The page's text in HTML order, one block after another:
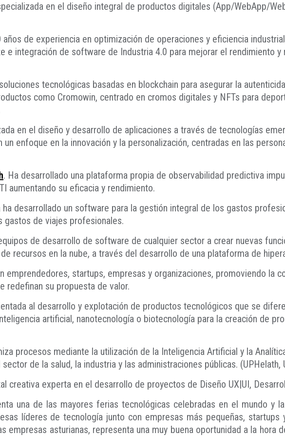
en el diseño integral de productos digitales (App/WebApp/
años de experiencia en optimización de operaciones y eficiencia
e integración de software de Industria 4.0 para mejorar el rendimiento
tecnológicas basadas en blockchain para asegurar la
como Cromowin, centrado en cromos digitales y NFTs para
en el diseño y desarrollo de aplicaciones a través de tecnologías
enfoque en la innovación y la personalización, centradas en las
. Ha desarrollado una plataforma propia de observabilidad predictiva
aumentando su eficacia y rendimiento.
ha desarrollado un software para la gestión integral de los gastos
gastos de viajes profesionales.
de desarrollo de software de cualquier sector a crear nuevas
recursos en la nube, a través del desarrollo de una plataforma de
emprendedores, startups, empresas y organizaciones, promoviendo la
redefinan su propuesta de valor.
al desarrollo y explotación de productos tecnológicos que se
artificial, nanotecnología o biotecnología para la creación de
procesos mediante la utilización de la Inteligencia Artificial y la
de la salud, la industria y las administraciones públicas. (UPHelath,
creativa experta en el desarrollo de proyectos de Diseño UX|UI,
una de las mayores ferias tecnológicas celebradas en el mundo y
líderes de tecnología junto con empresas más pequeñas,
empresas asturianas, representa una muy buena oportunidad a la hora